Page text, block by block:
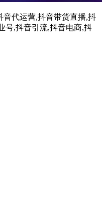
代运营,抖音带货直播,抖
号,抖音引流,抖音电商,抖